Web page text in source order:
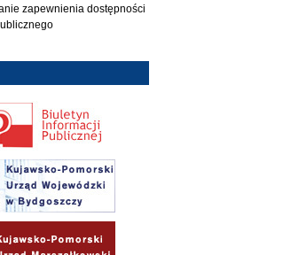
zapewnienia dostępności